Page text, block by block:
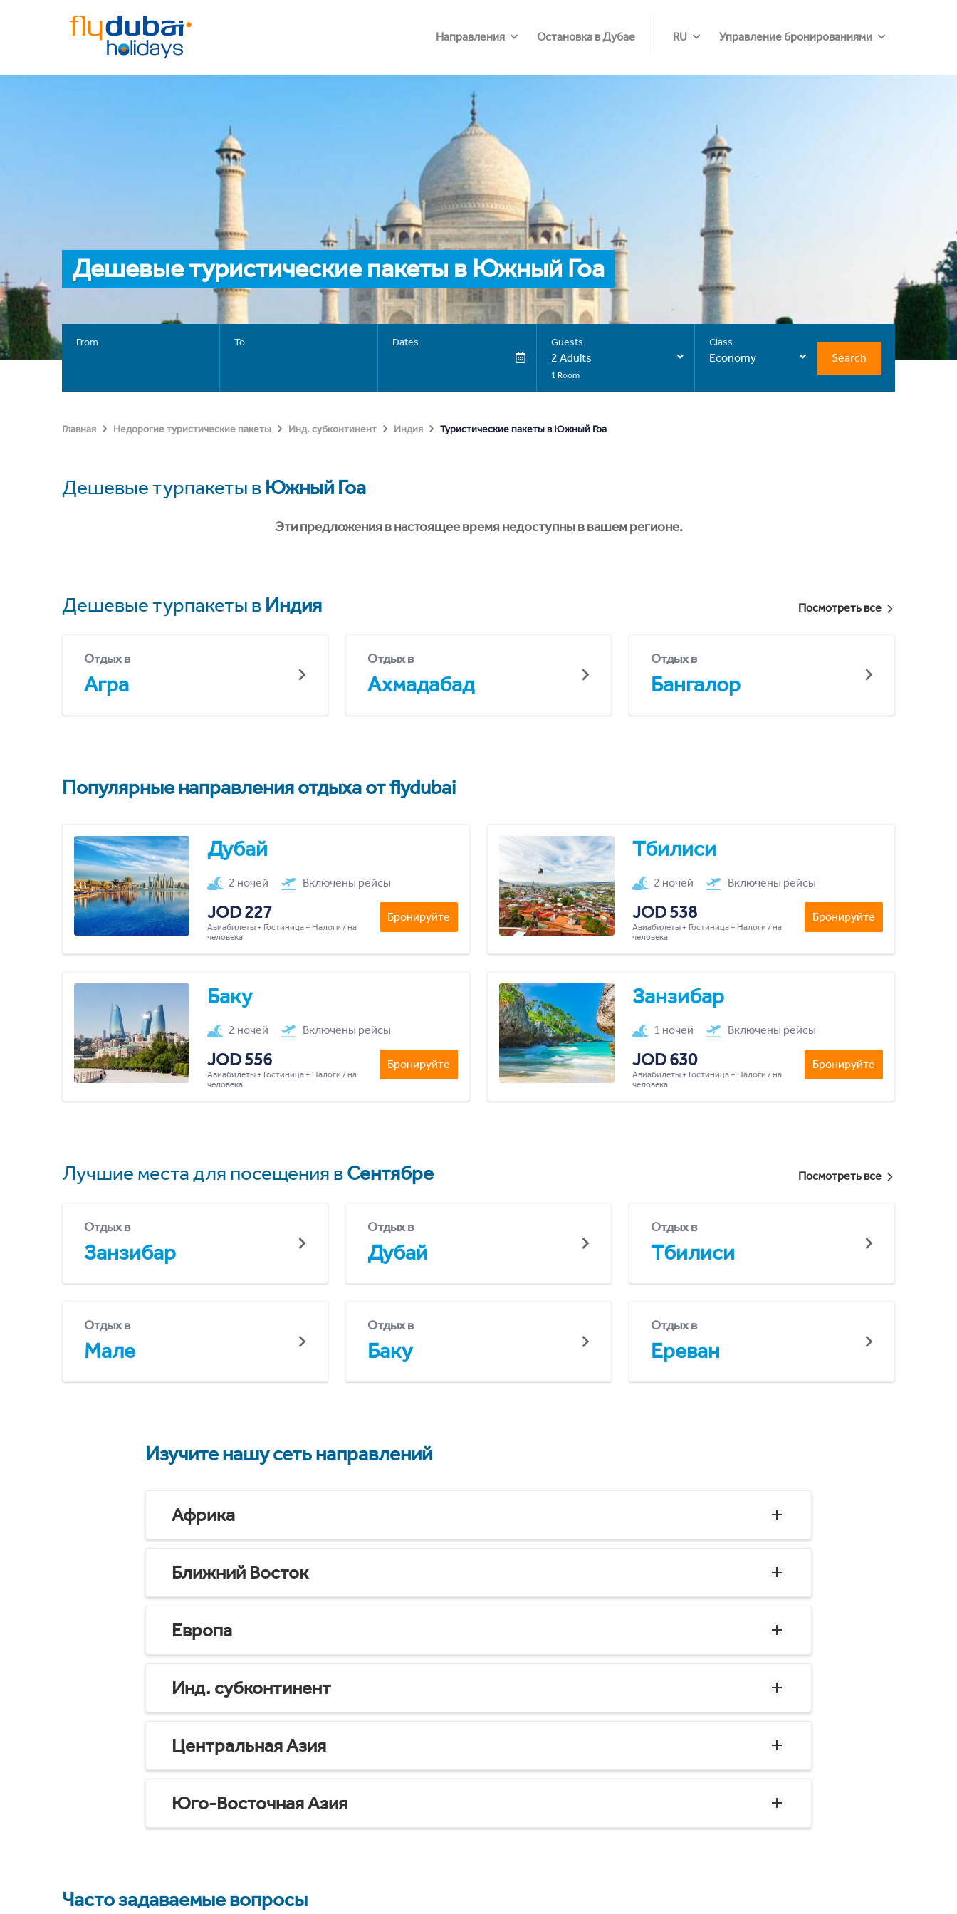
Направления Остановка в Дубае RU Управление бронированиями
Дешевые туристические пакеты в Южный Гоа
From To Dates Guests
2 Adults
1 Room
Class
Economy Search
Главная Недорогие туристические пакеты Инд. субконтинент Индия Туристические пакеты в Южный Гоа
Дешевые турпакеты в Южный Гоа
Эти предложения в настоящее время недоступны в вашем регионе.
Дешевые турпакеты в Индия Посмотреть все
Отдых в
Агра
Отдых в
Ахмадабад
Отдых в
Бангалор
Популярные направления отдыха от flydubai
Дубай
2 ночей Включены рейсы
JOD 227
Авиабилеты + Гостиница + Налоги / на
человека
Бронируйте
Тбилиси
2 ночей Включены рейсы
JOD 538
Авиабилеты + Гостиница + Налоги / на
человека
Бронируйте
Баку
2 ночей Включены рейсы
JOD 556
Авиабилеты + Гостиница + Налоги / на
человека
Бронируйте
Занзибар
1 ночей Включены рейсы
JOD 630
Авиабилеты + Гостиница + Налоги / на
человека
Бронируйте
Лучшие места для посещения вСентябре Посмотреть все
Отдых в
Занзибар
Отдых в
Дубай
Отдых в
Тбилиси
Отдых в
Мале
Отдых в
Баку
Отдых в
Ереван
Изучите нашу сеть направлений
Африка
Ближний Восток
Европа
Инд. субконтинент
Центральная Азия
Юго-Восточная Азия
Часто задаваемые вопросы